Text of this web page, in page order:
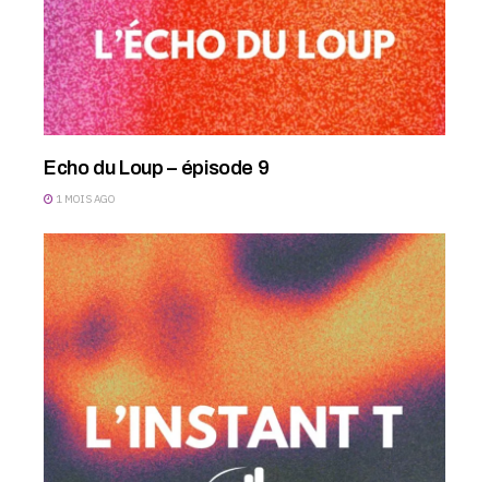
Echo du Loup – épisode 9
1 MOIS AGO